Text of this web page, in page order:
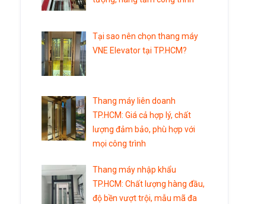
Tại sao nên chọn thang máy
VNE Elevator tại TP.HCM?
Thang máy liên doanh
TP.HCM: Giá cả hợp lý, chất
lượng đảm bảo, phù hợp với
mọi công trình
Thang máy nhập khẩu
TP.HCM: Chất lượng hàng đầu,
độ bền vượt trội, mẫu mã đa